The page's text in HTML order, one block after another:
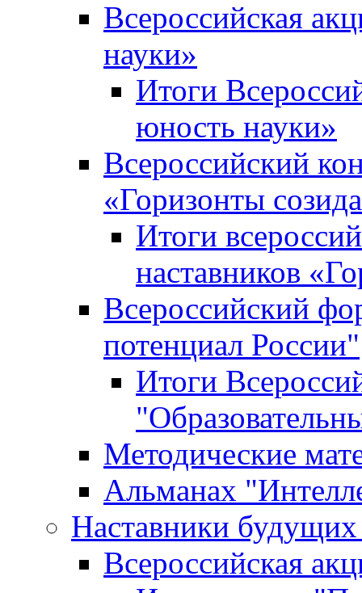
Всероссийская
науки»
Итоги
юность науки»
Всероссийский
«Горизонты
Итоги
наставников
Всероссийский
потенциал России"
Итоги
Методические
Альманах
Наставники
Всероссийская